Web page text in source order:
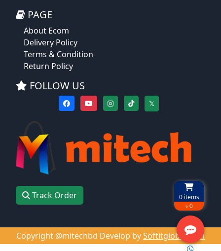
0items
৳ 0
PAGE
About Ecom
Delivery Policy
Terms & Condition
Return Policy
FOLLOW US
𝕏
Track Order
Copyright @mitechbd Develop bySoftitglobal.com